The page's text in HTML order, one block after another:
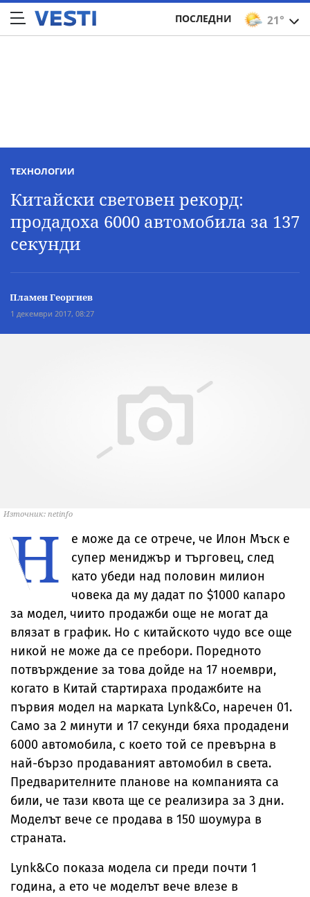
21°
ПОСЛЕДНИ
ТЕХНОЛОГИИ
Китайски световен рекорд:
продадоха 6000 автомобила за 137
секунди
Пламен Георгиев
1 декември 2017, 08:27
Източник: netinfo
Н
е може да се отрече, че Илон Мъск е
супер мениджър и търговец, след
като убеди над половин милион
човека да му дадат по $1000 капаро
за модел, чиито продажби още не могат да
влязат в график. Но с китайското чудо все още
никой не може да се пребори. Поредното
потвърждение за това дойде на 17 ноември,
когато в Китай стартираха продажбите на
първия модел на марката Lynk&Co, наречен 01.
Само за 2 минути и 17 секунди бяха продадени
6000 автомобила, с което той се превърна в
най-бързо продаваният автомобил в света.
Предварителните планове на компанията са
били, че тази квота ще се реализира за 3 дни.
Моделът вече се продава в 150 шоумура в
страната.
Lynk&Co показа модела си преди почти 1
година, а ето че моделът вече влезе в